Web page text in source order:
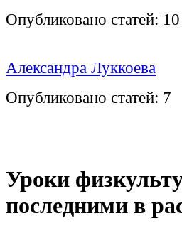
Опубликовано статей: 10
Александра Луккоева
Опубликовано статей: 7
Уроки
последними в